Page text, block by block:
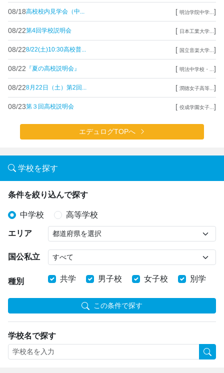
08/18高校校内見学会（中... [ 明治学院中学... ]
08/22第4回学校説明会 [ 日本工業大学... ]
08/228/22(土)10:30高校普... [ 国立音楽大学... ]
08/22 『夏の高校説明会』 [ 明法中学校・... ]
08/228月22日（土）第2回... [ 潤徳女子高等... ]
08/23第３回高校説明会 [ 佼成学園女子... ]
エデュログTOPへ
学校を探す
条件を絞り込んで探す
中学校 高等学校
エリア
国公私立
種別 共学 男子校 女子校 別学
この条件で探す
学校名で探す